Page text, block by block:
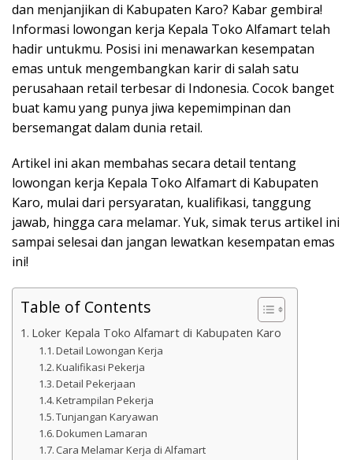
dan menjanjikan di Kabupaten Karo? Kabar gembira!
Informasi lowongan kerja Kepala Toko Alfamart telah
hadir untukmu. Posisi ini menawarkan kesempatan
emas untuk mengembangkan karir di salah satu
perusahaan retail terbesar di Indonesia. Cocok banget
buat kamu yang punya jiwa kepemimpinan dan
bersemangat dalam dunia retail.
Artikel ini akan membahas secara detail tentang
lowongan kerja Kepala Toko Alfamart di Kabupaten
Karo, mulai dari persyaratan, kualifikasi, tanggung
jawab, hingga cara melamar. Yuk, simak terus artikel ini
sampai selesai dan jangan lewatkan kesempatan emas
ini!
Table of Contents
Loker Kepala Toko Alfamart di Kabupaten Karo
Detail Lowongan Kerja
Kualifikasi Pekerja
Detail Pekerjaan
Ketrampilan Pekerja
Tunjangan Karyawan
Dokumen Lamaran
Cara Melamar Kerja di Alfamart